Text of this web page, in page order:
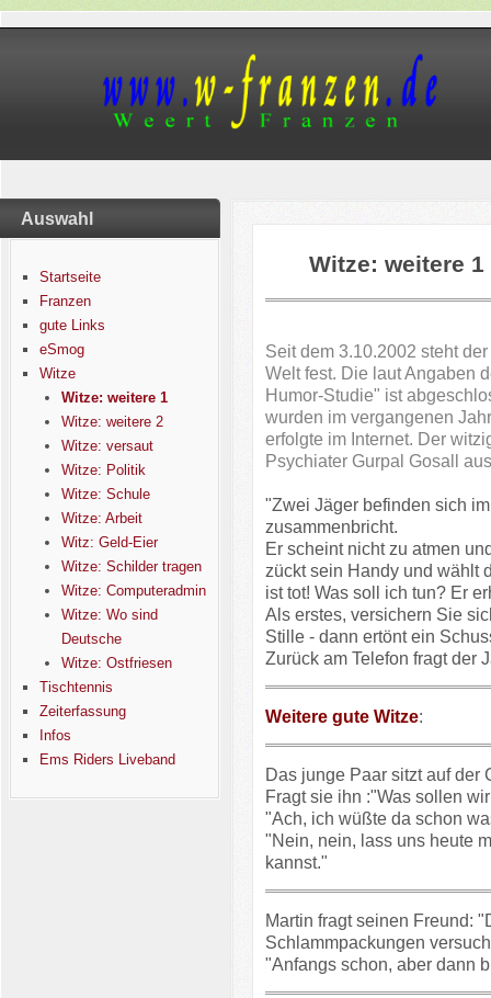
Auswahl
Startseite
Franzen
gute Links
eSmog
Witze
Witze: weitere 1
Witze: weitere 2
Witze: versaut
Witze: Politik
Witze: Schule
Witze: Arbeit
Witz: Geld-Eier
Witze: Schilder tragen
Witze: Computeradmin
Witze: Wo sind
Deutsche
Witze: Ostfriesen
Tischtennis
Zeiterfassung
Infos
Ems Riders Liveband
Witze: weitere 1
Seit dem 3.10.2002 steht
Welt fest. Die laut Angaben
Humor-Studie" ist
wurden im vergangenen
erfolgte im Internet. Der
Psychiater Gurpal Gosall
"Zwei Jäger befinden sich
zusammenbricht.
Er scheint nicht zu atmen
zückt sein Handy und wählt
ist tot! Was soll ich tun? Er
Als erstes, versichern Sie
Stille - dann ertönt ein
Zurück am Telefon fragt der
Weitere gute Witze:
Das junge Paar sitzt auf der
Fragt sie ihn :"Was sollen
"Ach, ich wüßte da schon
"Nein, nein, lass uns heute
kannst."
Martin fragt seinen Freund:
Schlammpackungen
"Anfangs schon, aber dann